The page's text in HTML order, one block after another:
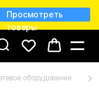
Просмотреть
товары
оборудование